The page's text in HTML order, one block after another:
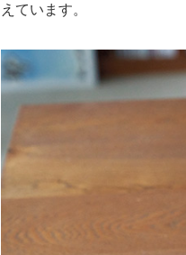
えています。